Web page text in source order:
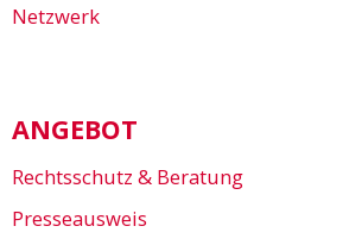
Netzwerk
ANGEBOT
Rechtsschutz & Beratung
Presseausweis